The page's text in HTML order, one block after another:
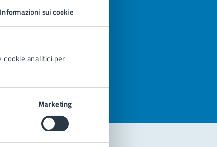
Informazioni sui cookie
cookie analitici per
Marketing